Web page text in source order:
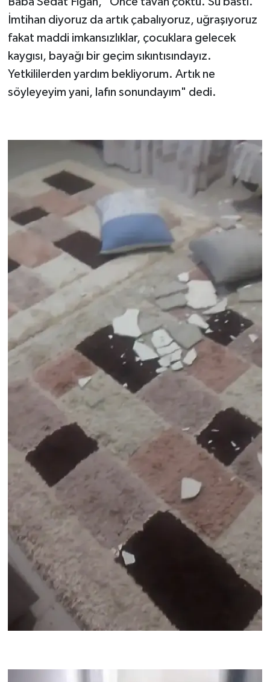
İmtihan diyoruz da artık çabalıyoruz, uğraşıyoruz
fakat maddi imkansızlıklar, çocuklara gelecek
kaygısı, bayağı bir geçim sıkıntısındayız.
Yetkililerden yardım bekliyorum. Artık ne
söyleyeyim yani, lafın sonundayım" dedi.